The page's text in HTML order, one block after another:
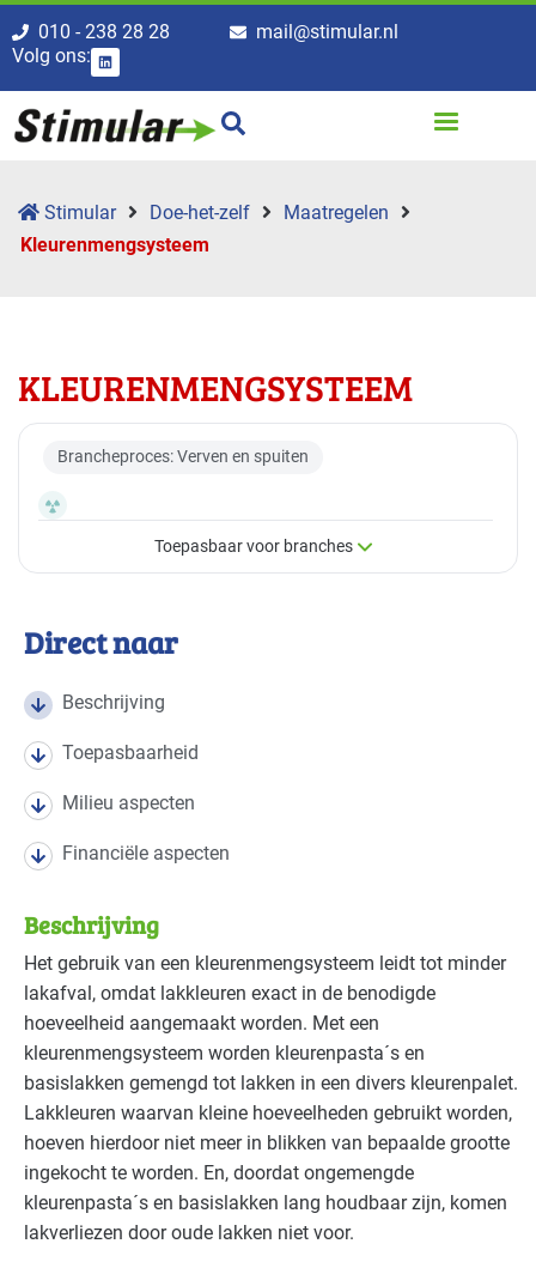
010 - 238 28 28
mail@stimular.nl
Volg ons:
Stimular Doe-het-zelf
Maatregelen
Kleurenmengsysteem
KLEURENMENGSYSTEEM
Brancheproces: Verven en spuiten
Toepasbaar voor branches
Toepasbaar voor branches
branches
Autobranche - autoschadeherstel
Bouw - schilders en onderhoud
Industrie - metalektro
Direct naar
Beschrijving
Toepasbaarheid
Milieu aspecten
Financiële aspecten
Beschrijving
Het gebruik van een kleurenmengsysteem leidt tot minder
lakafval, omdat lakkleuren exact in de benodigde
hoeveelheid aangemaakt worden. Met een
kleurenmengsysteem worden kleurenpasta´s en
basislakken gemengd tot lakken in een divers kleurenpalet.
Lakkleuren waarvan kleine hoeveelheden gebruikt worden,
hoeven hierdoor niet meer in blikken van bepaalde grootte
ingekocht te worden. En, doordat ongemengde
kleurenpasta´s en basislakken lang houdbaar zijn, komen
lakverliezen door oude lakken niet voor.